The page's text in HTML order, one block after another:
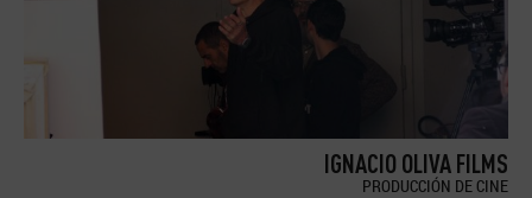
IGNACIO OLIVA FILMS
PRODUCCIÓN DE CINE